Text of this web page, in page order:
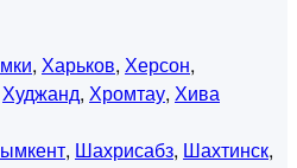
, Харьков, Херсон,
Худжанд, Хромтау, Хива
, Шахрисабз, Шахтинск,